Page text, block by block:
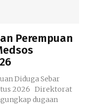
Perempuan
Diduga Sebar
Direktorat
dugaan